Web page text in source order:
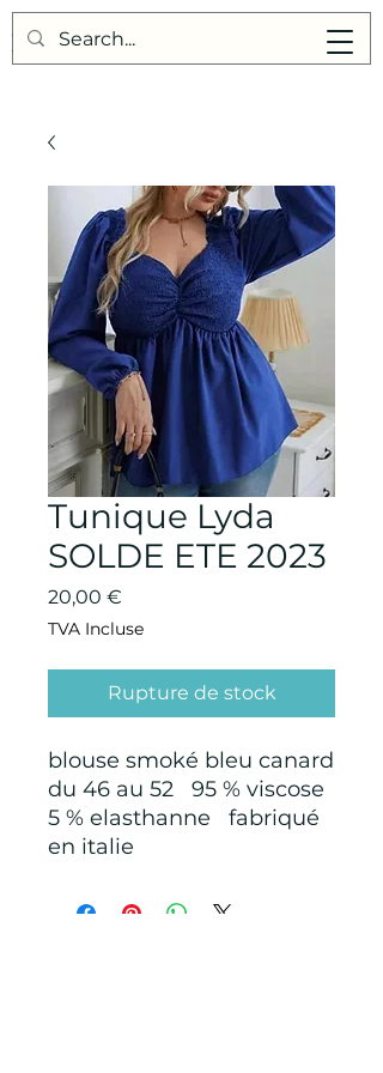
Points de Suture
Tunique Lyda
SOLDE ETE 2023
20,00 €
TVA Incluse
Rupture de stock
blouse smoké bleu canard
du 46 au 52 95 % viscose
5 % elasthanne fabriqué
en italie